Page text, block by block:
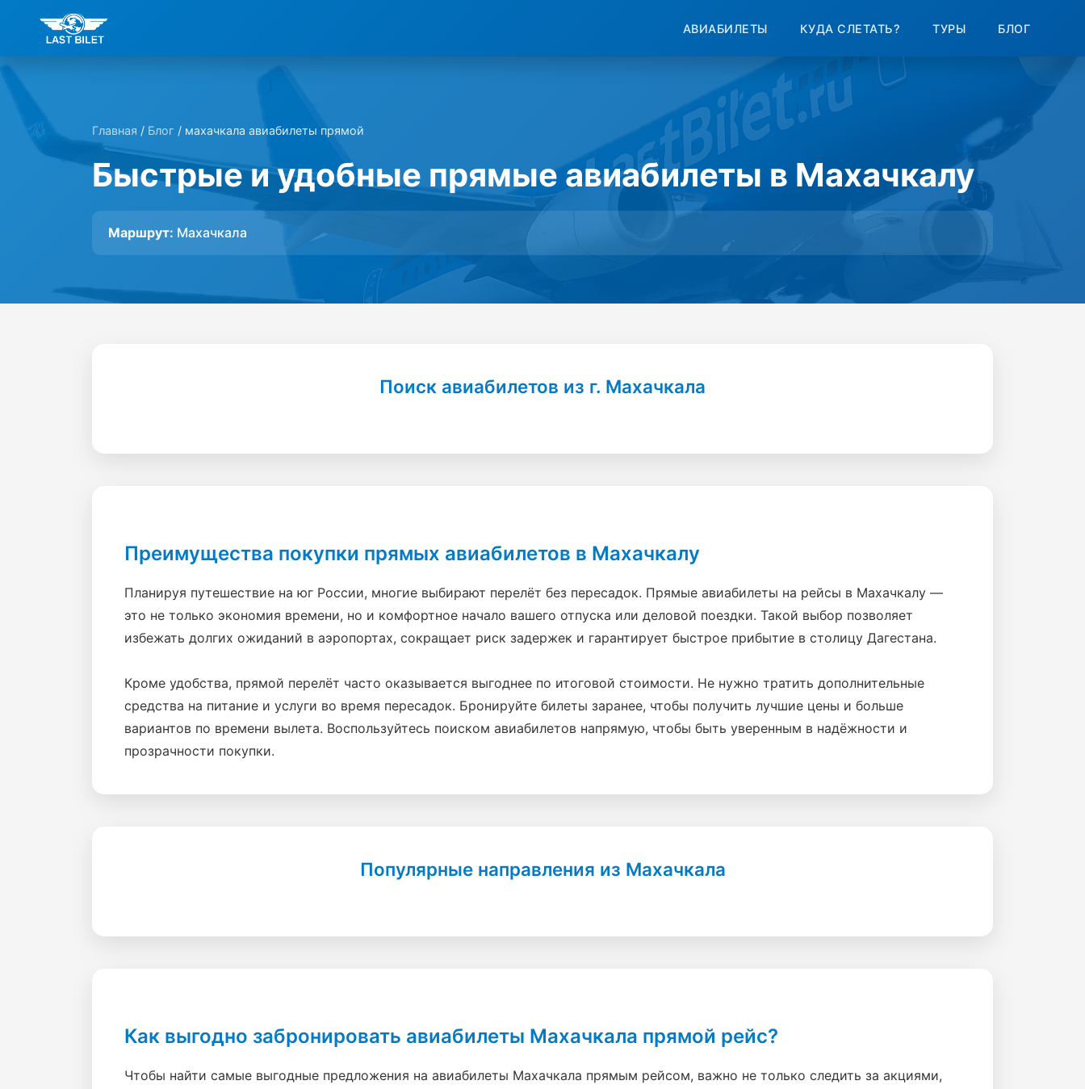
АВИАБИЛЕТЫ КУДА СЛЕТАТЬ? ТУРЫ БЛОГ
Главная / Блог / махачкала авиабилеты прямой
Быстрые и удобные прямые авиабилеты в Махачкалу
Маршрут: Махачкала
Поиск авиабилетов из г. Махачкала
Преимущества покупки прямых авиабилетов в Махачкалу
Планируя путешествие на юг России, многие выбирают перелёт без пересадок. Прямые авиабилеты на рейсы в Махачкалу —
это не только экономия времени, но и комфортное начало вашего отпуска или деловой поездки. Такой выбор позволяет
избежать долгих ожиданий в аэропортах, сокращает риск задержек и гарантирует быстрое прибытие в столицу Дагестана.
Кроме удобства, прямой перелёт часто оказывается выгоднее по итоговой стоимости. Не нужно тратить дополнительные
средства на питание и услуги во время пересадок. Бронируйте билеты заранее, чтобы получить лучшие цены и больше
вариантов по времени вылета. Воспользуйтесь поиском авиабилетов напрямую, чтобы быть уверенным в надёжности и
прозрачности покупки.
Популярные направления из Махачкала
Как выгодно забронировать авиабилеты Махачкала прямой рейс?
Чтобы найти самые выгодные предложения на авиабилеты Махачкала прямым рейсом, важно не только следить за акциями,